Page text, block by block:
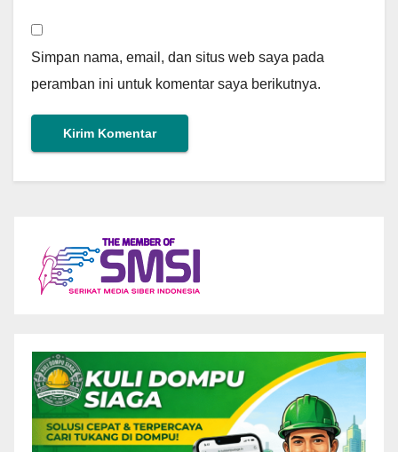
Simpan nama, email, dan situs web saya pada
peramban ini untuk komentar saya berikutnya.